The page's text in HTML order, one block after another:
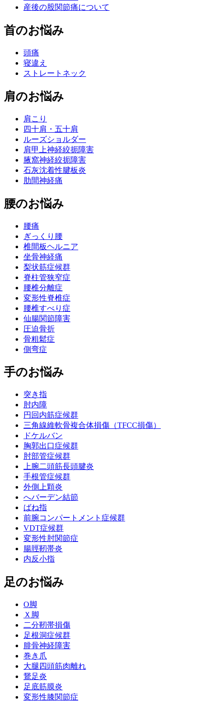
産後の股関節痛について
首のお悩み
頭痛
寝違え
ストレートネック
肩のお悩み
肩こり
四十肩・五十肩
ルーズショルダー
肩甲上神経絞扼障害
腋窩神経絞扼障害
石灰沈着性腱板炎
肋間神経痛
腰のお悩み
腰痛
ぎっくり腰
椎間板ヘルニア
坐骨神経痛
梨状筋症候群
脊柱管狭窄症
腰椎分離症
変形性脊椎症
腰椎すべり症
仙腸関節障害
圧迫骨折
骨粗鬆症
側弯症
手のお悩み
突き指
肘内障
円回内筋症候群
三角線維軟骨複合体損傷（TFCC損傷）
ドケルバン
胸郭出口症候群
肘部管症候群
上腕二頭筋長頭腱炎
手根管症候群
外側上顆炎
へバーデン結節
ばね指
前腕コンパートメント症候群
VDT症候群
変形性肘関節症
腸脛靭帯炎
内反小指
足のお悩み
О脚
Ｘ脚
二分靭帯損傷
足根洞症候群
腓骨神経障害
巻き爪
大腿四頭筋肉離れ
鵞足炎
足底筋膜炎
変形性膝関節症